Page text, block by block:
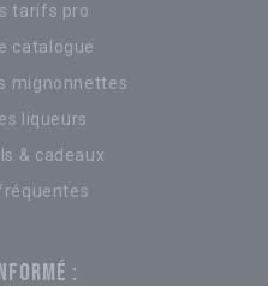
tarifs pro
catalogue
mignonnettes
liqueurs
& cadeaux
: